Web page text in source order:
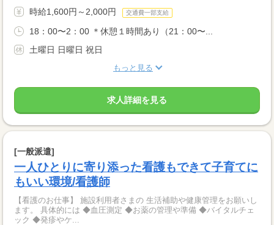
時給1,600円～2,000円 交通費一部支給
18：00〜2：00 ＊休憩１時間あり（21：00〜...
土曜日 日曜日 祝日
もっと見る
求人詳細を見る
[一般派遣]
一人ひとりに寄り添った看護もできて子育てに
もいい環境/看護師
【看護のお仕事】 施設利用者さまの 生活補助や健康管理をお願いし
ます。 具体的には ◆血圧測定 ◆お薬の管理や準備 ◆バイタルチェ
ック ◆発疹やケ...